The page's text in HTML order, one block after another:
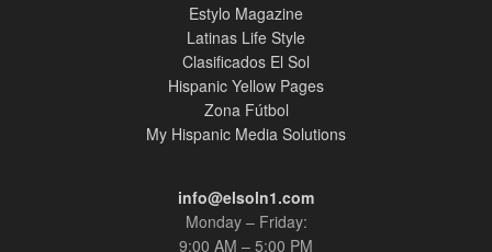
Estylo Magazine
Latinas Life Style
Clasificados El Sol
Hispanic Yellow Pages
Zona Fútbol
My Hispanic Media Solutions
info@elsoln1.com
Monday – Friday:
9:00 AM – 5:00 PM